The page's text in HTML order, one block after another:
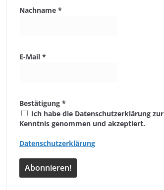
Nachname *
E-Mail *
Bestätigung *
Ich habe die Datenschutzerklärung zur
Kenntnis genommen und akzeptiert.
Datenschutzerklärung